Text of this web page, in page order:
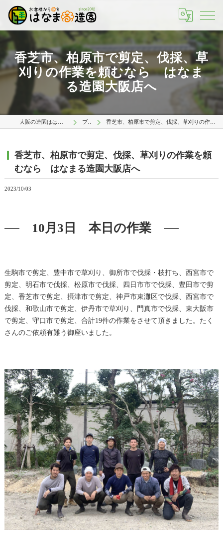
香芝市、柏原市で剪定、伐採、草
刈りの作業を頼むなら はなま
る造園大阪店へ
ブログ 香芝市、柏原市で剪定、伐採、草刈りの作業を頼むなら はなまる造園大阪店へ
香芝市、柏原市で剪定、伐採、草刈りの作業を頼
むなら はなまる造園大阪店へ
2023/10/03
10月3日 本日の作業
生駒市で剪定、豊中市で草刈り、御所市で伐採・枝打ち、西宮市で
剪定、明石市で伐採、松原市で伐採、四日市市で伐採、豊田市で剪
定、香芝市で剪定、摂津市で剪定、神戸市東灘区で伐採、西宮市で
伐採、和歌山市で剪定、伊丹市で草刈り、門真市で伐採、東大阪市
で剪定、守口市で剪定、合計19件の作業をさせて頂きました。たく
さんのご依頼有難う御座いました。